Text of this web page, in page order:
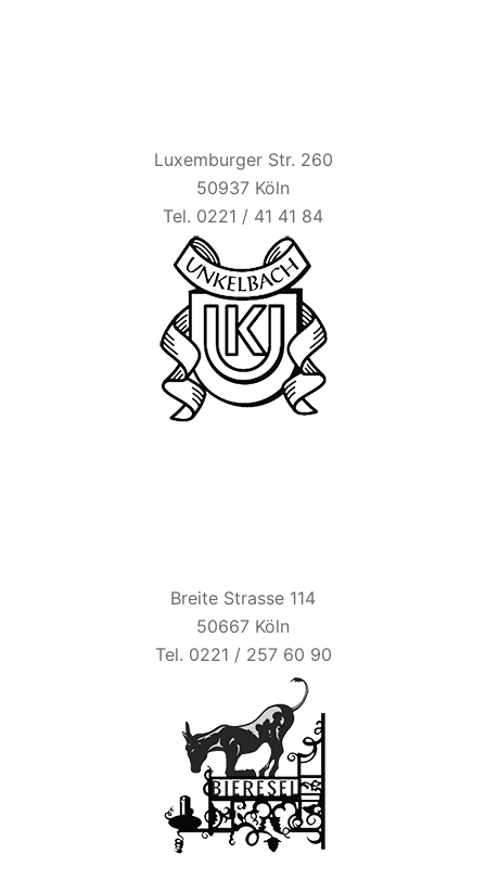
Luxemburger Str. 260
50937 Köln
Tel. 0221 / 41 41 84
Breite Strasse 114
50667 Köln
Tel. 0221 / 257 60 90